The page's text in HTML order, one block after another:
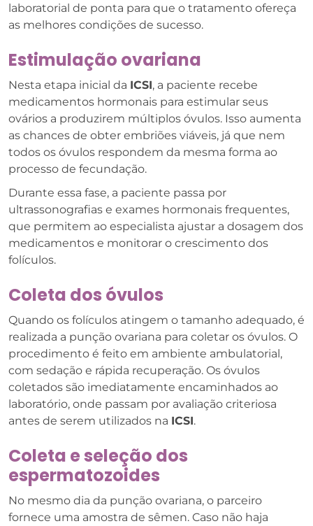
laboratorial de ponta para que o tratamento ofereça
as melhores condições de sucesso.
Estimulação ovariana
Nesta etapa inicial da ICSI, a paciente recebe
medicamentos hormonais para estimular seus
ovários a produzirem múltiplos óvulos. Isso aumenta
as chances de obter embriões viáveis, já que nem
todos os óvulos respondem da mesma forma ao
processo de fecundação.
Durante essa fase, a paciente passa por
ultrassonografias e exames hormonais frequentes,
que permitem ao especialista ajustar a dosagem dos
medicamentos e monitorar o crescimento dos
folículos.
Coleta dos óvulos
Quando os folículos atingem o tamanho adequado, é
realizada a punção ovariana para coletar os óvulos. O
procedimento é feito em ambiente ambulatorial,
com sedação e rápida recuperação. Os óvulos
coletados são imediatamente encaminhados ao
laboratório, onde passam por avaliação criteriosa
antes de serem utilizados na ICSI.
Coleta e seleção dos
espermatozoides
No mesmo dia da punção ovariana, o parceiro
fornece uma amostra de sêmen. Caso não haja